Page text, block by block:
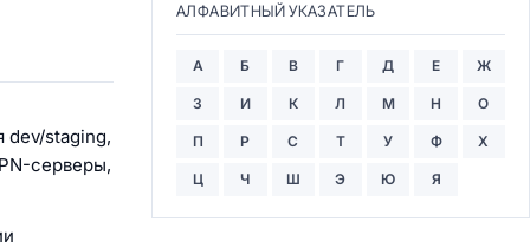
dev/staging,
серверы,
АЛФАВИТНЫЙ УКАЗАТЕЛЬ
А Б В Г Д Е Ж
З И К Л М Н О
П Р С Т У Ф Х
Ц Ч Ш Э Ю Я